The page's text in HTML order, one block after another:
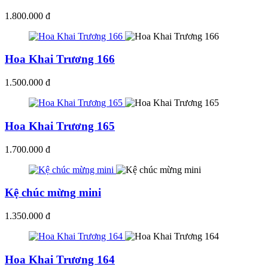
1.800.000 đ
Hoa Khai Trương 166
1.500.000 đ
Hoa Khai Trương 165
1.700.000 đ
Kệ chúc mừng mini
1.350.000 đ
Hoa Khai Trương 164